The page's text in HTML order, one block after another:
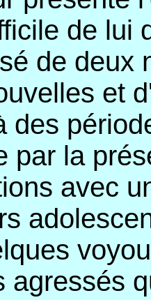
de lui
de deux
et
des
par la
avec
agressés